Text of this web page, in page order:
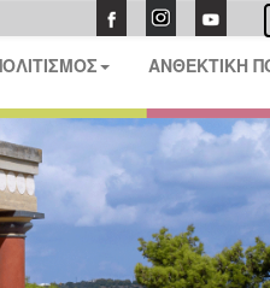
ΑΝΘΕΚΤΙΚΗ